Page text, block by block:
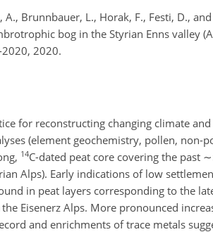
Brunnbauer, L., Horak, F., Festi, D.,
bog in the Styrian Enns valley
2020.
for reconstructing changing climate and
(element geochemistry, pollen, non-
14C-dated peat core covering the past
Alps). Early indications of low
in peat layers corresponding to the
Eisenerz Alps. More pronounced
and enrichments of trace metals